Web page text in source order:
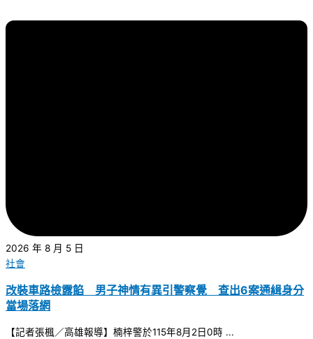
2026 年 8 月 5 日
社會
改裝車路檢露餡 男子神情有異引警察覺 查出6案通緝身分
當場落網
【記者張楓／高雄報導】楠梓警於115年8月2日0時 ...